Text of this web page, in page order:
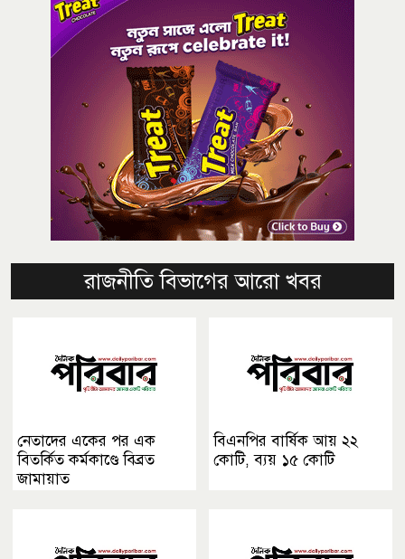
রাজনীতি বিভাগের আরো খবর
নেতাদের একের পর এক
বিতর্কিত কর্মকাণ্ডে বিব্রত
জামায়াত
বিএনপির বার্ষিক আয় ২২
কোটি, ব্যয় ১৫ কোটি